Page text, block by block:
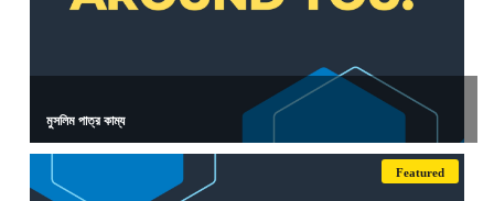
মুসলিম পাত্র কাম্য
Featured